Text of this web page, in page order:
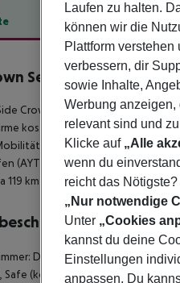
Serenity
5
Crown Serenity befindet sich
kostenlos verfügbar. Die Stadt
im Urlaub sorgen neben
(AYT) ist ca. 50 km entfernt.
119 km Entfernung.
Die Zimmer sind
Safe (kostenlos) und Flatscreen-
Laufen zu halten.
können wir die
Plattform verstehen
verbessern, dir
sowie Inhalte,
Werbung anzeigen,
relevant sind und
Klicke auf „Alle
wenn du
reicht das
„Nur notwendige
Unter „Cookies
kannst du deine
Einstellungen
anpassen. Du